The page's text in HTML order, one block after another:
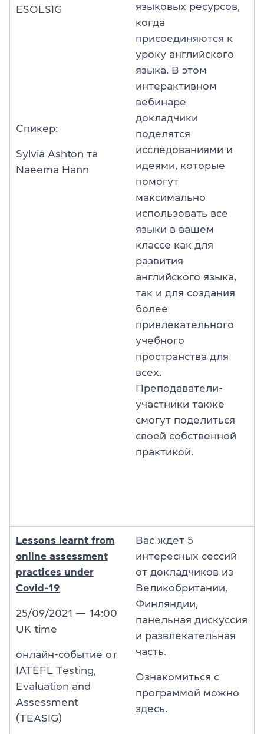
ESOLSIG
Спикер:
Sylvia Ashton та
Naeema Hann
языковых ресурсов,
когда
присоединяются к
уроку английского
языка. В этом
интерактивном
вебинаре
докладчики
поделятся
исследованиями и
идеями, которые
помогут
максимально
использовать все
языки в вашем
классе как для
развития
английского языка,
так и для создания
более
привлекательного
учебного
пространства для
всех.
Преподаватели-
участники также
смогут поделиться
своей собственной
практикой.
Lessons learnt from
online assessment
practices under
Covid-19
25/09/2021 — 14:00
UK time
онлайн-событие от
IATEFL Testing,
Evaluation and
Assessment
(TEASIG)
Вас ждет 5
интересных сессий
от докладчиков из
Великобритании,
Финляндии,
панельная дискуссия
и развлекательная
часть.
Ознакомиться с
программой можно
здесь